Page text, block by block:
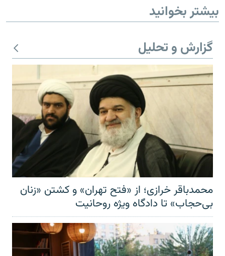
بیشتر بخوانید
گزارش و تحلیل
محمدباقر خرازی؛ از «فتح تهران» و کشتن «زنان
بی‌حجاب» تا دادگاه ویژه روحانیت